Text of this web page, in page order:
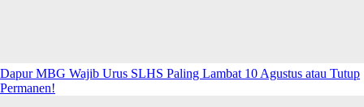
Dapur MBG Wajib Urus SLHS Paling Lambat 10 Agustus atau Tutup
Permanen!